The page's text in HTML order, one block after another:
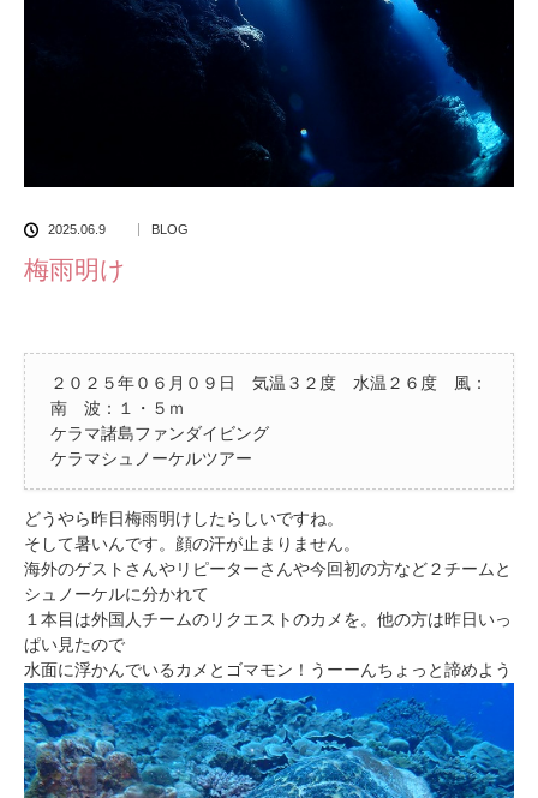
2025.06.9 BLOG
梅雨明け
２０２５年０６月０９日 気温３２度 水温２６度 風：
南 波：１・５ｍ
ケラマ諸島ファンダイビング
ケラマシュノーケルツアー
どうやら昨日梅雨明けしたらしいですね。
そして暑いんです。顔の汗が止まりません。
海外のゲストさんやリピーターさんや今回初の方など２チームと
シュノーケルに分かれて
１本目は外国人チームのリクエストのカメを。他の方は昨日いっ
ぱい見たので
水面に浮かんでいるカメとゴマモン！うーーんちょっと諦めよう